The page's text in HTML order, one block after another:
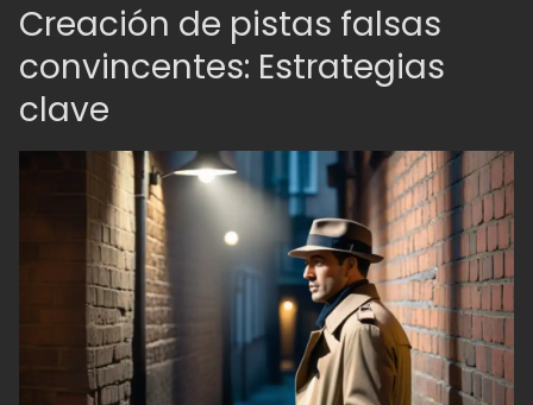
Creación de pistas falsas
convincentes: Estrategias
clave